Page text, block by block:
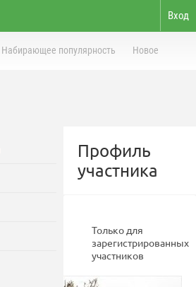
Вход
Набирающее популярность Новое
Профиль
участника
Только для
зарегистрированных
участников